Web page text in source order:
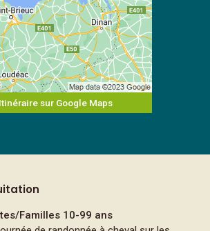
Itinéraire sur Google Maps
Familles 10-99 ans